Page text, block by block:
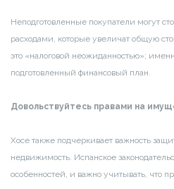
Неподготовленные покупатели могут
расходами, которые увеличат общую
это «налоговой неожиданностью»;
подготовленный финансовый план.
Довольствуйтесь правами на
Хосе также подчеркивает важность
недвижимость. Испанское
особенностей, и важно учитывать, что